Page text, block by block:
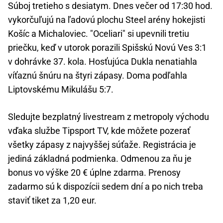
Súboj tretieho s desiatym. Dnes večer od 17:30 hod.
vykorčuľujú na ľadovú plochu Steel arény hokejisti
Košíc a Michaloviec. "Oceliari" si upevnili tretiu
priečku, keď v utorok porazili Spišskú Novú Ves 3:1
v dohrávke 37. kola. Hosťujúca Dukla nenatiahla
víťaznú šnúru na štyri zápasy. Doma podľahla
Liptovskému Mikulášu 5:7.
Sledujte bezplatný livestream z metropoly východu
vďaka službe Tipsport TV, kde môžete pozerať
všetky zápasy z najvyššej súťaže. Registrácia je
jediná základná podmienka. Odmenou za ňu je
bonus vo výške 20 € úplne zdarma. Prenosy
zadarmo sú k dispozícii sedem dní a po nich treba
staviť tiket za 1,20 eur.